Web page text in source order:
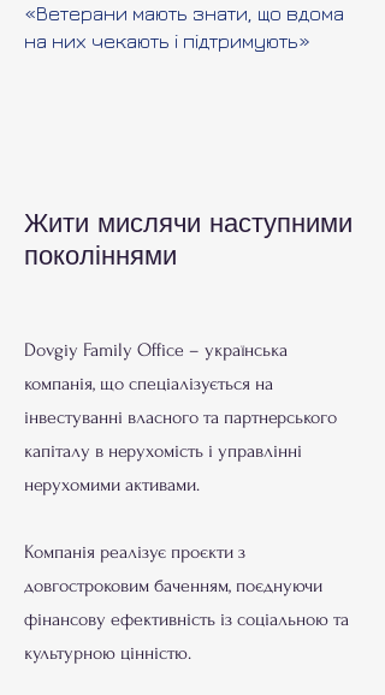
«Ветерани мають знати, що вдома
на них чекають і підтримують»
Жити мислячи наступними
поколіннями
Dovgiy Family Office – українська
компанія, що спеціалізується на
інвестуванні власного та партнерського
капіталу в нерухомість і управлінні
нерухомими активами.​
Компанія реалізує проєкти з
довгостроковим баченням, поєднуючи
фінансову ефективність із соціальною та
культурною цінністю.